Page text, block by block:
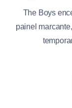
The Boys
painel